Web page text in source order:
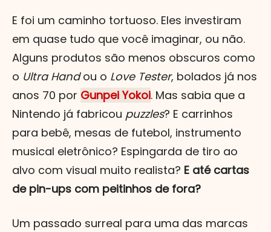
E foi um caminho tortuoso. Eles investiram
em quase tudo que você imaginar, ou não.
Alguns produtos são menos obscuros como
o Ultra Handou o Love Tester, bolados já nos
anos 70 por Gunpei Yokoi. Mas sabia que a
Nintendo já fabricou puzzles? E carrinhos
para bebê, mesas de futebol, instrumento
musical eletrônico? Espingarda de tiro ao
alvo com visual muito realista? E até cartas
de pin-ups com peitinhos de fora?
Um passado surreal para uma das marcas